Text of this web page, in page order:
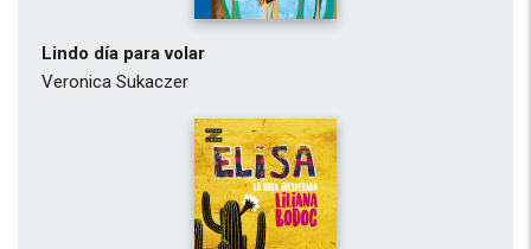
Lindo día para volar
Veronica Sukaczer